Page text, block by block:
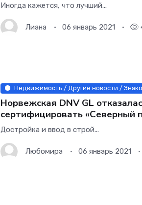
Иногда кажется, что лучший...
Лиана 06 январь 2021
Недвижимость / Другие новости /
Норвежская DNV GL
сертифицировать «Северный
«Бизнес»
Достройка и ввод в строй...
Любомира 06 январь 2021